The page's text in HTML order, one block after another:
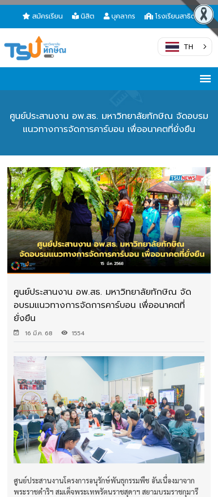
สมัครเรียน นิสิต บุคลากร โรงเรียนสาธิต
TH
ศูนย์ประสานงาน อพ.สธ. มหาวิทยาลัยทักษิณ จัดอบรม
แนวทางการจัดการคาร์บอน เพื่ออนาคตที่ยั่งยืน
ศูนย์ประสานงาน อพ.สธ. มหาวิทยาลัยทักษิณ จัด
อบรมแนวทางการจัดการคาร์บอน เพื่ออนาคตที่
ยั่งยืน
16 มี.ค. 68 1554
ศูนย์ประสานงานโครงการอนุรักษ์พันธุกรรมพืช อันเนื่องมาจาก
พระราชดำริฯ สมเด็จพระเทพรัตนราชสุดาฯ สยามบรมราชกุมารี